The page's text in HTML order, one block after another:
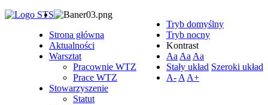
Tryb domyślny
Tryb nocny
Kontrast
Aa Aa Aa
Stały układ Szeroki układ
A- A A+
Strona główna
Aktualności
Warsztat
Pracownie WTZ
Prace WTZ
Stowarzyszenie
Statut